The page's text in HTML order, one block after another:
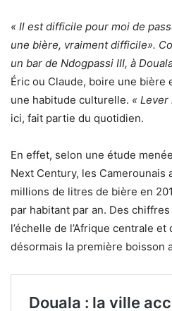
« Il est difficile pour moi de
une bière, vraiment difficile».
un bar de Ndogpassi III, à
Éric ou Claude, boire une bière
une habitude culturelle. « Lever
ici, fait partie du quotidien.
En effet, selon une étude
Next Century, les Camerounais
millions de litres de bière en
par habitant par an. Des
l’échelle de l’Afrique centrale et
désormais la première boisson